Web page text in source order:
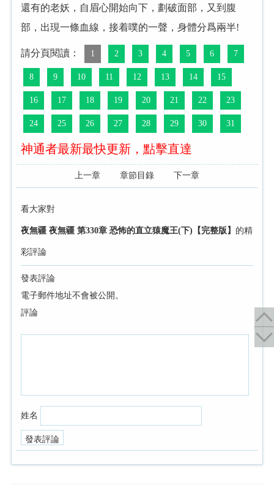
還有的老妖，自眉心開始向下，劃破面部，又到腹
部，出現一條血線，接着噗的一聲，身體分爲兩半!
請分頁閱讀： 1 2 3 4 5 6 7
8 9 10 11 12 13 14 15
16 17 18 19 20 21 22 23
24 25 26 27 28 29 30 31
神通者最新最快更新，點擊直達
上一章 章節目錄 下一章
看大家對
夜無疆 夜無疆 第330章 恐怖的直立猿魔王(下)【完整版】 的精
彩評論
發表評論
電子郵件地址不會被公開。
評論
姓名